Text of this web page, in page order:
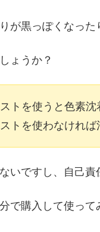
が黒っぽくなった
ょうか？
トを使うと色素沈
トを使わなければ
いですし、自己責
で購入して使って